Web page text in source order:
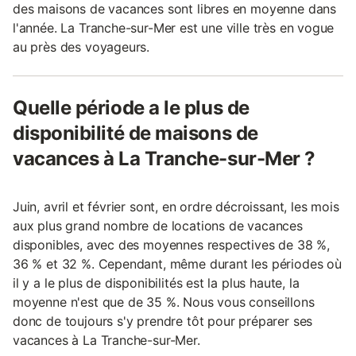
des maisons de vacances sont libres en moyenne dans
l'année. La Tranche-sur-Mer est une ville très en vogue
au près des voyageurs.
Quelle période a le plus de
disponibilité de maisons de
vacances à La Tranche-sur-Mer ?
Juin, avril et février sont, en ordre décroissant, les mois
aux plus grand nombre de locations de vacances
disponibles, avec des moyennes respectives de 38 %,
36 % et 32 %. Cependant, même durant les périodes où
il y a le plus de disponibilités est la plus haute, la
moyenne n'est que de 35 %. Nous vous conseillons
donc de toujours s'y prendre tôt pour préparer ses
vacances à La Tranche-sur-Mer.